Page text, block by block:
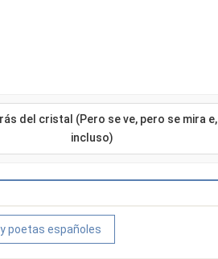
del cristal (Pero se ve, pero se mira e,
incluso)
poetas españoles